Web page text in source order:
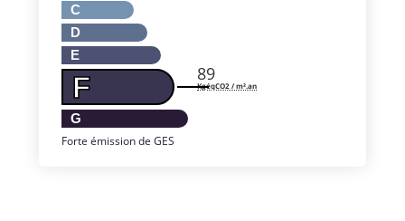
C
D
E
F
G
Forte émission de GES
89
KgéqCO2 / m².an